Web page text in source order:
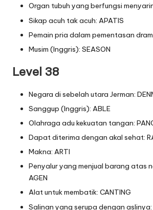
Organ tubuh yang berfungsi
Sikap acuh tak acuh: APATIS
Pemain pria dalam pementasan
Musim (Inggris): SEASON
Level 38
Negara di sebelah utara Jerman:
Sanggup (Inggris): ABLE
Olahraga adu kekuatan tangan:
Dapat diterima dengan akal sehat:
Makna: ARTI
Penyalur yang menjual barang atas
AGEN
Alat untuk membatik: CANTING
Salinan yang serupa dengan aslinya: